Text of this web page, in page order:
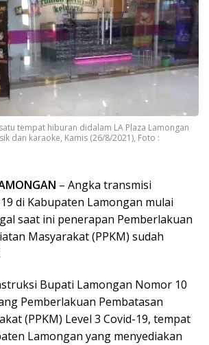
tempat hiburan didalam LA Plaza Lamongan
dan karaoke, Kamis (26/8/2021), Foto :
– Angka transmisi
di Kabupaten Lamongan mulai
saat ini penerapan Pemberlakuan
Masyarakat (PPKM) sudah
Bupati Lamongan Nomor 10
Pemberlakuan Pembatasan
(PPKM) Level 3 Covid-19, tempat
Lamongan yang menyediakan